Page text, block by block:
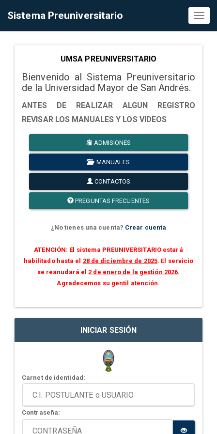
Sistema Preuniversitario
UMSA PREUNIVERSITARIO
Bienvenido al Sistema Preuniversitario
de la Universidad Mayor de San Andrés.
ANTES DE REALIZAR ALGUN REGISTRO
REVISAR LOS MANUALES Y LOS VIDEOS
ADMISIONES
MANUALES
CONTACTOS
PREGUNTAS FRECUENTES
¿No tienes una cuenta? Crear cuenta
ATENCIÓN: El sistema PREUNIVERSITARIO estará
habilitado hasta el 28 de diciembre de 2025. El servicio
se reanudará el 2 de enero de la gestión 2026.
Agradecemos su gentil atención.
INICIAR SESIÓN
Carnet de identidad:
Contraseña: